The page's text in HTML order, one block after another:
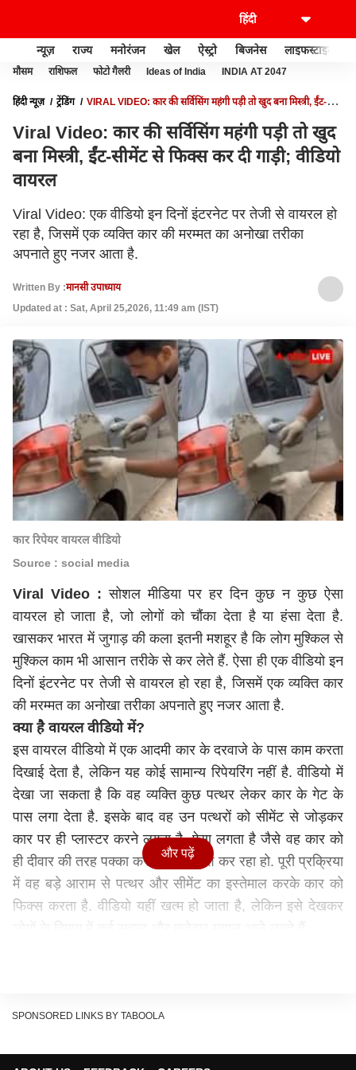
न्यूज़ राज्य मनोरंजन खेल ऐस्ट्रो बिजनेस लाइफस्टाइल
मौसम राशिफल फोटो गैलरी Ideas of India INDIA AT 2047
हिंदी न्यूज़ ट्रेंडिंग
VIRAL VIDEO: कार की सर्विसिंग महंगी पड़ी तो खुद बना मिस्त्री, ईंट-
Viral Video: कार की सर्विसिंग महंगी पड़ी तो खुद
बना मिस्त्री, ईंट-सीमेंट से फिक्स कर दी गाड़ी; वीडियो
वायरल
Viral Video: एक वीडियो इन दिनों इंटरनेट पर तेजी से वायरल हो
रहा है, जिसमें एक व्यक्ति कार की मरम्मत का अनोखा तरीका
अपनाते हुए नजर आता है.
Written By :मानसी उपाध्याय
Updated at : Sat, April 25,2026, 11:49 am (IST)
कार रिपेयर वायरल वीडियो
Source : social media
Viral Video :सोशल मीडिया पर हर दिन कुछ न कुछ ऐसा
वायरल हो जाता है, जो लोगों को चौंका देता है या हंसा देता है.
खासकर भारत में जुगाड़ की कला इतनी मशहूर है कि लोग मुश्किल से
मुश्किल काम भी आसान तरीके से कर लेते हैं. ऐसा ही एक वीडियो इन
दिनों इंटरनेट पर तेजी से वायरल हो रहा है, जिसमें एक व्यक्ति कार
की मरम्मत का अनोखा तरीका अपनाते हुए नजर आता है.
क्या है वायरल वीडियो में?
इस वायरल वीडियो में एक आदमी कार के दरवाजे के पास काम करता
दिखाई देता है, लेकिन यह कोई सामान्य रिपेयरिंग नहीं है. वीडियो में
देखा जा सकता है कि वह व्यक्ति कुछ पत्थर लेकर कार के गेट के
पास लगा देता है. इसके बाद वह उन पत्थरों को सीमेंट से जोड़कर
कार पर ही प्लास्टर करने लगता है. ऐसा लगता है जैसे वह कार को
ही दीवार की तरह पक्का करने की कोशिश कर रहा हो. पूरी प्रक्रिया
में वह बड़े आराम से पत्थर और सीमेंट का इस्तेमाल करके कार को
फिक्स करता है. वीडियो यहीं खत्म हो जाता है, लेकिन इसे देखकर
वीडियो के साथ जो कैप्शन दिया गया है, उसमें मजाकिया अंदाज में
और पढ़ें
SPONSORED LINKS BY TABOOLA